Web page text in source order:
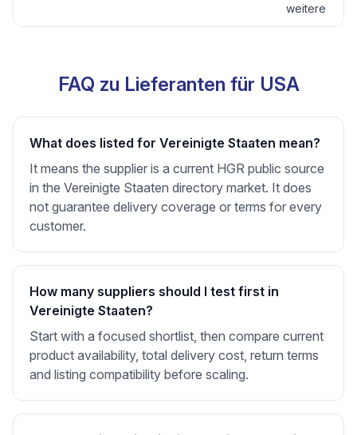
weitere
FAQ zu Lieferanten für USA
What does listed for Vereinigte Staaten mean?
It means the supplier is a current HGR public source
in the Vereinigte Staaten directory market. It does
not guarantee delivery coverage or terms for every
customer.
How many suppliers should I test first in
Vereinigte Staaten?
Start with a focused shortlist, then compare current
product availability, total delivery cost, return terms
and listing compatibility before scaling.